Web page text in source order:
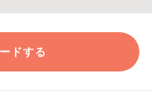
ドする